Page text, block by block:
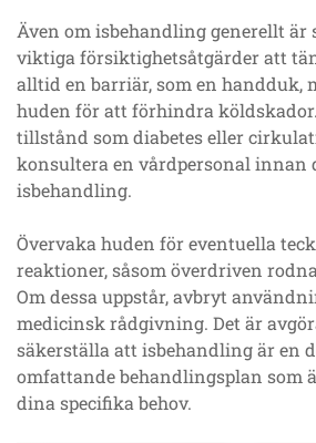
Även om isbehandling generellt är
viktiga försiktighetsåtgärder att
alltid en barriär, som en handduk,
huden för att förhindra
tillstånd som diabetes eller
konsultera en vårdpersonal innan
isbehandling.
Övervaka huden för eventuella
reaktioner, såsom överdriven
Om dessa uppstår, avbryt
medicinsk rådgivning. Det är
säkerställa att isbehandling är en
omfattande behandlingsplan som
dina specifika behov.